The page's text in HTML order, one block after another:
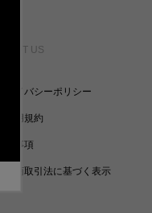
ABOUT US
プライバシーポリシー
ご利用規約
免責事項
特定商取引法に基づく表示